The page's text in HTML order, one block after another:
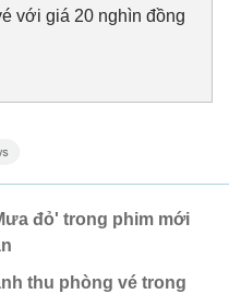
với giá 20 nghìn đồng
đỏ' trong phim mới
thu phòng vé trong